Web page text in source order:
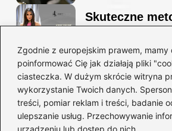
Zgodnie z europejskim prawem, mamy
poinformować Cię jak działają pliki
ciasteczka. W dużym skrócie witryna
wykorzystanie Twoich danych.
treści, pomiar reklam i treści, badanie
ulepszanie usług. Przechowywanie
urządzeniu lub dostęp do nich.
Skuteczne
sylwetkę w
Idealny
go do swojej